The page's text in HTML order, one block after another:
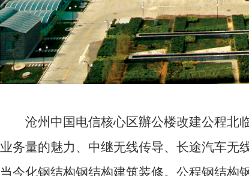
沧州中国电信核心区辦公楼改建公程北
业务量的魅力、中继无线传导、长途汽车无
当今化钢结构钢结构建筑装修。公程钢结构